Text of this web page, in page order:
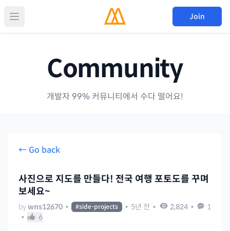
Join
Community
개발자 99% 커뮤니티에서 수다 떨어요!
← Go back
사진으로 지도를 만들다! 전국 여행 포토도를 꾸며
보세요~
bywns12670 • #side-projects • 5년 전 • 2,824 •
1
•
6